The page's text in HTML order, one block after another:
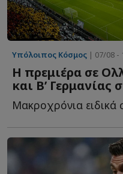
Υπόλοιπος Κόσμος | 07/08 -
H πρεμιέρα σε
και Β’